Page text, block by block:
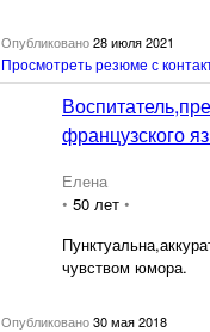
Опубликовано28 июля 2021
Просмотреть резюме с
французского
Елена
• 50 лет •
чувством юмора.
Опубликовано30 мая 2018